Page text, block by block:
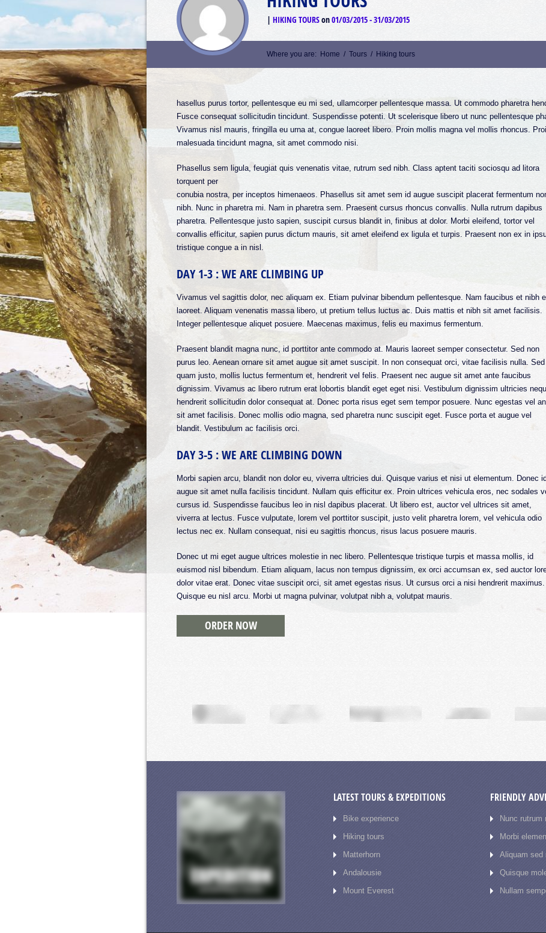
HIKING TOURSon01/03/2015-31/03/2015
Where you are: Home / Tours / Hiking tours
hasellus purus tortor, pellentesque eu mi sed, ullamcorper pellentesque massa. Ut commodo pharetra
Fusce consequat sollicitudin tincidunt. Suspendisse potenti. Ut scelerisque libero ut nunc pellentesque
Vivamus nisl mauris, fringilla eu urna at, congue laoreet libero. Proin mollis magna vel mollis rhoncus.
malesuada tincidunt magna, sit amet commodo nisi.
Phasellus sem ligula, feugiat quis venenatis vitae, rutrum sed nibh. Class aptent taciti sociosqu ad litora
torquent per
conubia nostra, per inceptos himenaeos. Phasellus sit amet sem id augue suscipit placerat fermentum
nibh. Nunc in pharetra mi. Nam in pharetra sem. Praesent cursus rhoncus convallis. Nulla rutrum dapibus
pharetra. Pellentesque justo sapien, suscipit cursus blandit in, finibus at dolor. Morbi eleifend, tortor vel
convallis efficitur, sapien purus dictum mauris, sit amet eleifend ex ligula et turpis. Praesent non ex in
tristique congue a in nisl.
DAY 1-3 : WE ARE CLIMBING UP
Vivamus vel sagittis dolor, nec aliquam ex. Etiam pulvinar bibendum pellentesque. Nam faucibus et nibh
laoreet. Aliquam venenatis massa libero, ut pretium tellus luctus ac. Duis mattis et nibh sit amet facilisis.
Integer pellentesque aliquet posuere. Maecenas maximus, felis eu maximus fermentum.
Praesent blandit magna nunc, id porttitor ante commodo at. Mauris laoreet semper consectetur. Sed non
purus leo. Aenean ornare sit amet augue sit amet suscipit. In non consequat orci, vitae facilisis nulla. Sed
quam justo, mollis luctus fermentum et, hendrerit vel felis. Praesent nec augue sit amet ante faucibus
dignissim. Vivamus ac libero rutrum erat lobortis blandit eget eget nisi. Vestibulum dignissim ultricies
hendrerit sollicitudin dolor consequat at. Donec porta risus eget sem tempor posuere. Nunc egestas vel
sit amet facilisis. Donec mollis odio magna, sed pharetra nunc suscipit eget. Fusce porta et augue vel
blandit. Vestibulum ac facilisis orci.
DAY 3-5 : WE ARE CLIMBING DOWN
Morbi sapien arcu, blandit non dolor eu, viverra ultricies dui. Quisque varius et nisi ut elementum. Donec id
augue sit amet nulla facilisis tincidunt. Nullam quis efficitur ex. Proin ultrices vehicula eros, nec sodales
cursus id. Suspendisse faucibus leo in nisl dapibus placerat. Ut libero est, auctor vel ultrices sit amet,
viverra at lectus. Fusce vulputate, lorem vel porttitor suscipit, justo velit pharetra lorem, vel vehicula odio
lectus nec ex. Nullam consequat, nisi eu sagittis rhoncus, risus lacus posuere mauris.
Donec ut mi eget augue ultrices molestie in nec libero. Pellentesque tristique turpis et massa mollis, id
euismod nisl bibendum. Etiam aliquam, lacus non tempus dignissim, ex orci accumsan ex, sed auctor
dolor vitae erat. Donec vitae suscipit orci, sit amet egestas risus. Ut cursus orci a nisi hendrerit maximus.
Quisque eu nisl arcu. Morbi ut magna pulvinar, volutpat nibh a, volutpat mauris.
ORDER NOW
Quisque congue aliquam ex et varius.
tempus viverra ligula consectetur auctor.
LATEST TOURS & EXPEDITIONS
Bike experience
Hiking tours
Matterhorn
Andalousie
Mount Everest
FRIENDLY
Nunc rutrum
Morbi
Aliquam sed
Quisque
Nullam